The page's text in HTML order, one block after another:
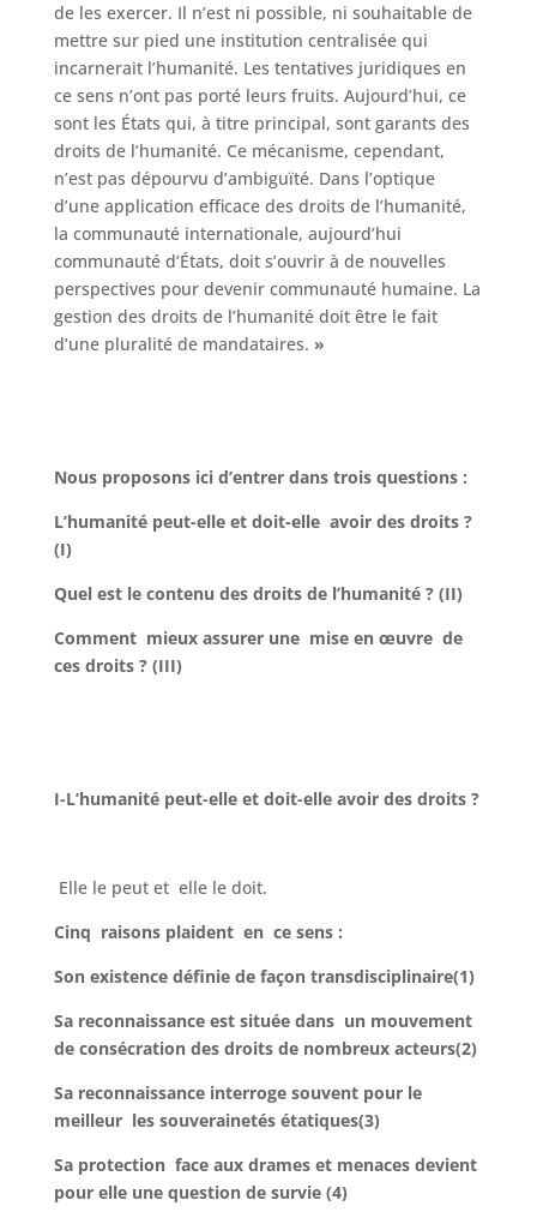
de les exercer. Il n’est ni possible, ni souhaitable de
mettre sur pied une institution centralisée qui
incarnerait l’humanité. Les tentatives juridiques en
ce sens n’ont pas porté leurs fruits. Aujourd’hui, ce
sont les États qui, à titre principal, sont garants des
droits de l’humanité. Ce mécanisme, cependant,
n’est pas dépourvu d’ambiguïté. Dans l’optique
d’une application efficace des droits de l’humanité,
la communauté internationale, aujourd’hui
communauté d’États, doit s’ouvrir à de nouvelles
perspectives pour devenir communauté humaine. La
gestion des droits de l’humanité doit être le fait
d’une pluralité de mandataires. »
Nous proposons ici d’entrer dans trois questions :
L’humanité peut-elle et doit-elle avoir des droits ?
(I)
Quel est le contenu des droits de l’humanité ? (II)
Comment mieux assurer une mise en œuvre de
ces droits ? (III)
I-L’humanité peut-elle et doit-elle avoir des droits ?
Elle le peut et elle le doit.
Cinq raisons plaident en ce sens :
Son existence définie de façon transdisciplinaire(1)
Sa reconnaissance est située dans un mouvement
de consécration des droits de nombreux acteurs(2)
Sa reconnaissance interroge souvent pour le
meilleur les souverainetés étatiques(3)
Sa protection face aux drames et menaces devient
pour elle une question de survie (4)